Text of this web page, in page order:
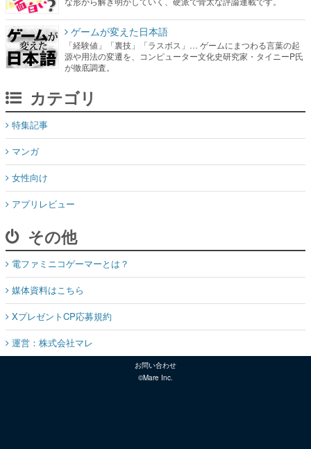
ゲームが変えた日本語
「経験値」「裏技」「ラスボス」… ゲームにまつわる言葉の起
源や用法の変遷を、コンピューター文化史研究家・タイニーP氏
が徹底調査。
カテゴリ
特集記事
マンガ
女性向け
アプリレビュー
その他
電ファミニコゲーマーとは？
媒体資料はこちら
XプレゼントCP応募規約
運営：株式会社マレ
お問い合わせ
©Mare Inc.